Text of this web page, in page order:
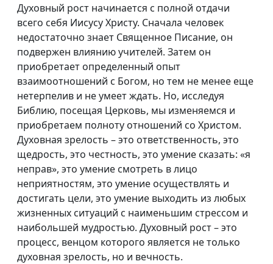
Дарвин, апокалипсис
Петра и вечная
участь человека
(вторая часть)
Александр Богданенков,
священнослужитель,
автор книги "Библейская
истина в лабиринтах
истории"
Дарвин, апокалипсис
Петра и вечная
участь человека
(первая часть)
Александр Богданенков,
священнослужитель,
автор книги "Библейская
истина в лабиринтах
истории"
По праву памяти
(вторая часть)
Александр Богданенков,
священнослужитель,
автор книги "Библейская
истина в лабиринтах
истории"
Духовный рост начинается с полной отдачи
всего себя Иисусу Христу. Сначала человек
недостаточно знает Священное Писание, он
подвержен влиянию учителей. Затем он
приобретает определенный опыт
взаимоотношений с Богом, но тем не менее еще
нетерпелив и не умеет ждать. Но, исследуя
Библию, посещая Церковь, мы изменяемся и
приобретаем полноту отношений со Христом.
Духовная зрелость – это ответственность, это
щедрость, это честность, это умение сказать: «я
неправ», это умение смотреть в лицо
неприятностям, это умение осуществлять и
достигать цели, это умение выходить из любых
жизненных ситуаций с наименьшим стрессом и
наибольшей мудростью. Духовный рост – это
процесс, венцом которого является не только
духовная зрелость, но и вечность.